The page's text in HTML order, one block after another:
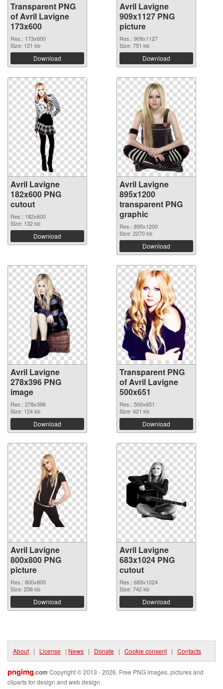
Transparent PNG
of Avril Lavigne
173x600
Res.: 173x600
Size: 121 kb
Download
Avril Lavigne
909x1127 PNG
picture
Res.: 909x1127
Size: 751 kb
Download
Avril Lavigne
182x600 PNG
cutout
Res.: 182x600
Size: 132 kb
Download
Avril Lavigne
895x1200
transparent PNG
graphic
Res.: 895x1200
Size: 2270 kb
Download
Avril Lavigne
278x396 PNG
image
Res.: 278x396
Size: 124 kb
Download
Transparent PNG
of Avril Lavigne
500x651
Res.: 500x651
Size: 621 kb
Download
Avril Lavigne
800x800 PNG
picture
Res.: 800x800
Size: 258 kb
Download
Avril Lavigne
683x1024 PNG
cutout
Res.: 683x1024
Size: 742 kb
Download
About | License | News | Donate | Cookie consent | Contacts
pngimg.com Copyright © 2013 - 2026. Free PNG images, pictures and
cliparts for design and web design